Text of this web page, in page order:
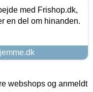
med Frishop.dk,
en del om hinanden.
webshops og anmeldt